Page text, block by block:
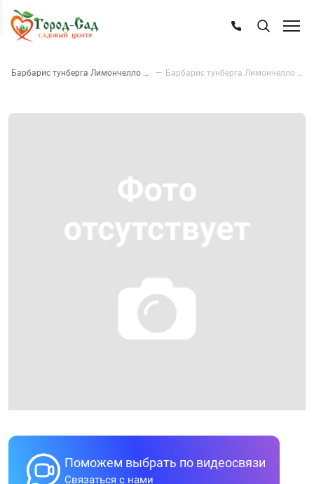
Барбарис тунберга Лимончелло Бейлерин —
Поможем выбрать по видеосвязи
Связаться с нами